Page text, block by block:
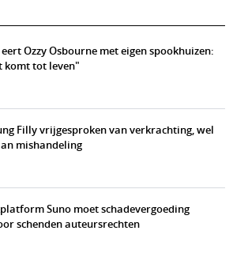
Ozzy Osbourne met eigen spookhuizen:
komt tot leven"
Filly vrijgesproken van verkrachting, wel
mishandeling
Suno moet schadevergoeding
schenden auteursrechten